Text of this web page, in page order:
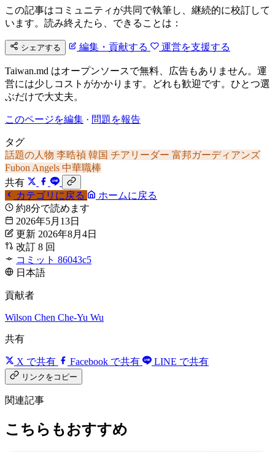
この記事はコミュニティが共同で執筆し、継続的に校訂して
います。読み終えたら、できることは：
シェアする 編集・貢献する 運営を支援する
Taiwan.md はオープンソースで無料、広告もありません。運
営には少しコストがかかります。どれも歓迎です。ひとつ選
ぶだけで大丈夫。
このページを編集 · 問題を報告
タグ
話題の人物 李晧禎 韓国 チアリーダー 富邦ガーディアンズ
Fubon Angels 中華職棒
共有
カテゴリに戻る
ホームに戻る
約8分で読めます
2026年5月13日
更新 2026年8月4日
改訂 8 回
コミット 86043c5
日本語
貢献者
Wilson Chen Che-Yu Wu
共有
X で共有 Facebook で共有 LINE で共有
リンクをコピー
関連記事
こちらもおすすめ